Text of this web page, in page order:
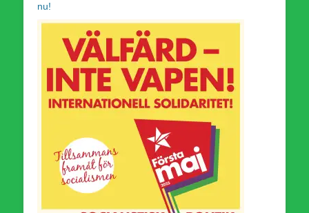
nu!